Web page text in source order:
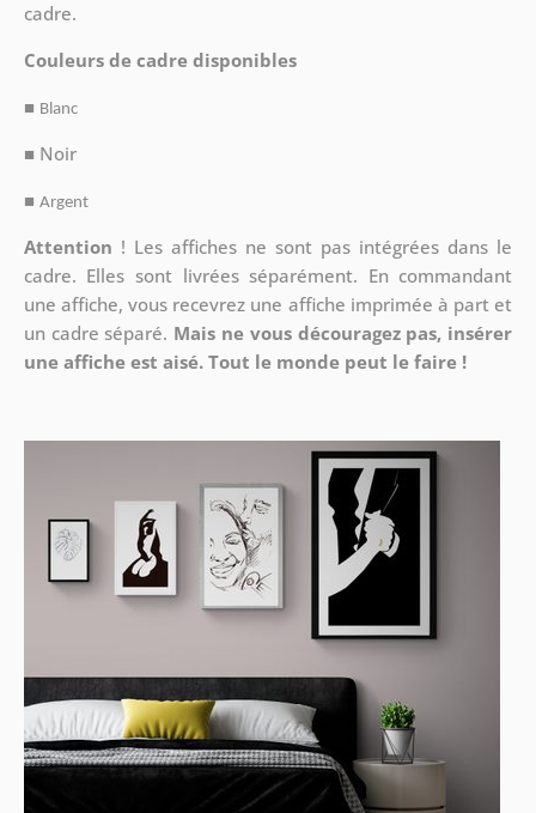
cadre.
Couleurs de cadre disponibles
■ Blanc
■ Noir
■ Argent
Attention ! Les affiches ne sont pas intégrées dans le
cadre. Elles sont livrées séparément. En commandant
une affiche, vous recevrez une affiche imprimée à part et
un cadre séparé. Mais ne vous découragez pas, insérer
une affiche est aisé. Tout le monde peut le faire !